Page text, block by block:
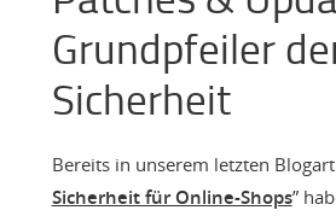
Grundpfeiler
Sicherheit
Bereits in unserem letzten
Sicherheit für Online-Shops”